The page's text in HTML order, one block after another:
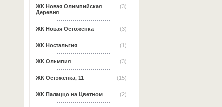
(3)
ЖК Новая Олимпийская
Деревня
(3)
ЖК Новая Остоженка
(1)
ЖК Ностальгия
(3)
ЖК Олимпия
(15)
ЖК Остоженка, 11
(2)
ЖК Палаццо на Цветном